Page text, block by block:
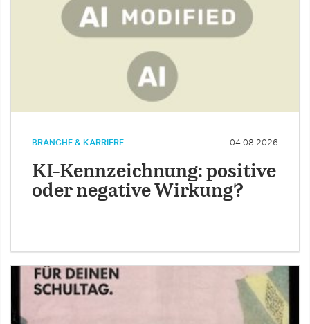
BRANCHE & KARRIERE 04.08.2026
KI-Kennzeichnung: positive
oder negative Wirkung?